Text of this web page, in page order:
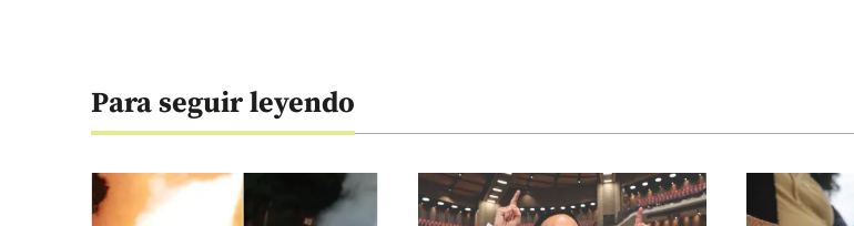
Para seguir leyendo